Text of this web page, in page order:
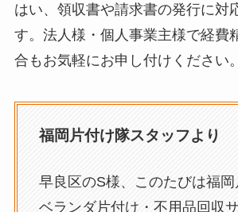
はい、領収書や請求書の発行に対
す。法人様・個人事業主様で経費
合もお気軽にお申し付けください。
福岡片付け隊スタッフより
早良区のS様、このたびは福
ベランダ片付け・不用品回収